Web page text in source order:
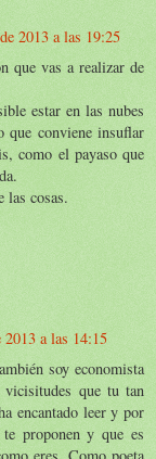
2013 a las 19:25
que vas a realizar de
estar en las nubes
que conviene insuflar
como el payaso que
las cosas.
2013 a las 14:15
soy economista
que tu tan
encantado leer y por
proponen y que es